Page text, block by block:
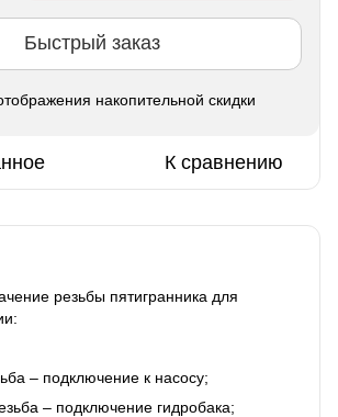
Быстрый заказ
накопительной скидки
К сравнению
резьбы пятигранника для
– подключение к насосу;
– подключение гидробака;